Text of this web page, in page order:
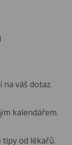
na váš dotaz.
kalendářem.
od lékařů.